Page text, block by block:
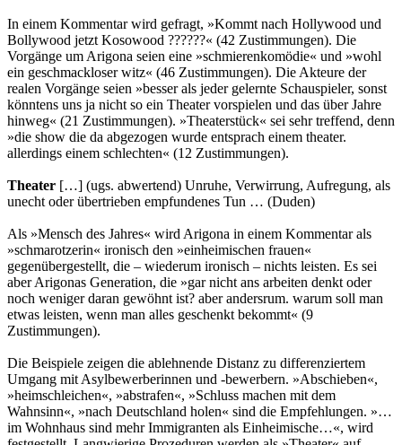
In einem Kommentar wird gefragt, »Kommt nach Hollywood und
Bollywood jetzt Kosowood ??????« (42 Zustimmungen). Die
Vorgänge um Arigona seien eine »schmierenkomödie« und »wohl
ein geschmackloser witz« (46 Zustimmungen). Die Akteure der
realen Vorgänge seien »besser als jeder gelernte Schauspieler, sonst
könntens uns ja nicht so ein Theater vorspielen und das über Jahre
hinweg« (21 Zustimmungen). »Theaterstück« sei sehr treffend, denn
»die show die da abgezogen wurde entsprach einem theater.
allerdings einem schlechten« (12 Zustimmungen).
Theater […] (ugs. abwertend) Unruhe, Verwirrung, Aufregung, als
unecht oder übertrieben empfundenes Tun … (Duden)
Als »Mensch des Jahres« wird Arigona in einem Kommentar als
»schmarotzerin« ironisch den »einheimischen frauen«
gegenübergestellt, die – wiederum ironisch – nichts leisten. Es sei
aber Arigonas Generation, die »gar nicht ans arbeiten denkt oder
noch weniger daran gewöhnt ist? aber andersrum. warum soll man
etwas leisten, wenn man alles geschenkt bekommt« (9
Zustimmungen).
Die Beispiele zeigen die ablehnende Distanz zu differenziertem
Umgang mit Asylbewerberinnen und -bewerbern. »Abschieben«,
»heimschleichen«, »abstrafen«, »Schluss machen mit dem
Wahnsinn«, »nach Deutschland holen« sind die Empfehlungen. »…
im Wohnhaus sind mehr Immigranten als Einheimische…«, wird